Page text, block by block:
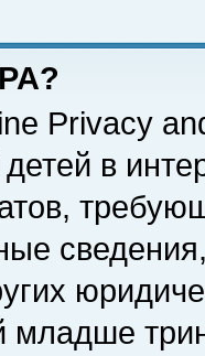
Privacy
в
младше